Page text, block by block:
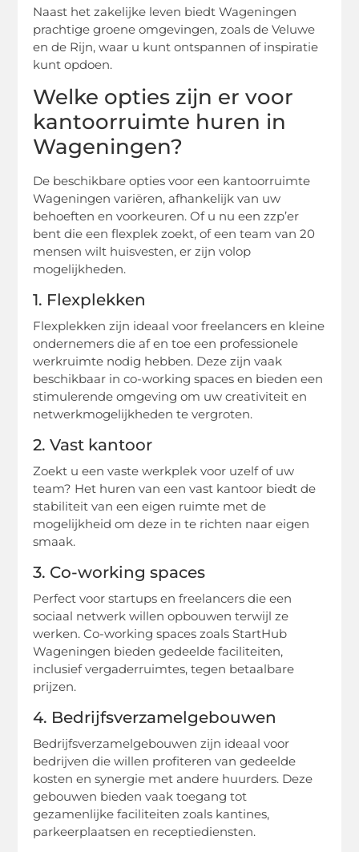
Naast het zakelijke leven biedt Wageningen
prachtige groene omgevingen, zoals de Veluwe
en de Rijn, waar u kunt ontspannen of inspiratie
kunt opdoen.
Welke opties zijn er voor
kantoorruimte huren in
Wageningen?
De beschikbare opties voor een kantoorruimte
Wageningen variëren, afhankelijk van uw
behoeften en voorkeuren. Of u nu een zzp’er
bent die een flexplek zoekt, of een team van 20
mensen wilt huisvesten, er zijn volop
mogelijkheden.
1. Flexplekken
Flexplekken zijn ideaal voor freelancers en kleine
ondernemers die af en toe een professionele
werkruimte nodig hebben. Deze zijn vaak
beschikbaar in co-working spaces en bieden een
stimulerende omgeving om uw creativiteit en
netwerkmogelijkheden te vergroten.
2. Vast kantoor
Zoekt u een vaste werkplek voor uzelf of uw
team? Het huren van een vast kantoor biedt de
stabiliteit van een eigen ruimte met de
mogelijkheid om deze in te richten naar eigen
smaak.
3. Co-working spaces
Perfect voor startups en freelancers die een
sociaal netwerk willen opbouwen terwijl ze
werken. Co-working spaces zoals StartHub
Wageningen bieden gedeelde faciliteiten,
inclusief vergaderruimtes, tegen betaalbare
prijzen.
4. Bedrijfsverzamelgebouwen
Bedrijfsverzamelgebouwen zijn ideaal voor
bedrijven die willen profiteren van gedeelde
kosten en synergie met andere huurders. Deze
gebouwen bieden vaak toegang tot
gezamenlijke faciliteiten zoals kantines,
parkeerplaatsen en receptiediensten.